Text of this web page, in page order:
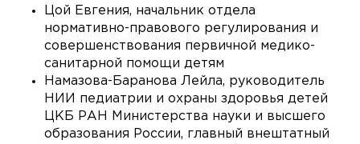
Цой Евгения, начальник отдела
нормативно-правового регулирования и
совершенствования первичной медико-
санитарной помощи детям
Намазова-Баранова Лейла, руководитель
НИИ педиатрии и охраны здоровья детей
ЦКБ РАН Министерства науки и высшего
образования России, главный внештатный